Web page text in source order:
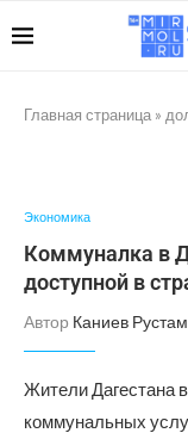
Главная страница »
Экономика
Коммуналка в
доступной в
Автор Каниев Рустам
Жители Дагестана
коммунальных